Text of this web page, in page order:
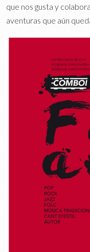
que nos gusta y
aventuras que aún